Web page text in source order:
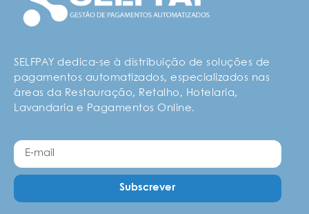
SELFPAY dedica-se à distribuição de soluções de
pagamentos automatizados, especializados nas
àreas da Restauração, Retalho, Hotelaria,
Lavandaria e Pagamentos Online.
Subscrever